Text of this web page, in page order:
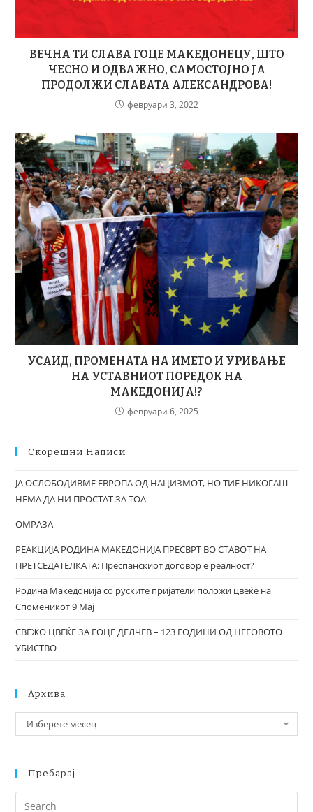
ВЕЧНА ТИ СЛАВА ГОЦЕ МАКЕДОНЕЦУ, ШТО
ЧЕСНО И ОДВАЖНО, САМОСТОЈНО ЈА
ПРОДОЛЖИ СЛАВАТА АЛЕКСАНДРОВА!
февруари 3, 2022
УСАИД, ПРОМЕНАТА НА ИМЕТО И УРИВАЊЕ
НА УСТАВНИОТ ПОРЕДОК НА
МАКЕДОНИЈА!?
февруари 6, 2025
Скорешни Написи
ЈА ОСЛОБОДИВМЕ ЕВРОПА ОД НАЦИЗМОТ, НО ТИЕ НИКОГАШ
НЕМА ДА НИ ПРОСТАТ ЗА ТОА
ОМРАЗА
РЕАКЦИЈА РОДИНА МАКЕДОНИЈА ПРЕСВРТ ВО СТАВОТ НА
ПРЕТСЕДАТЕЛКАТА: Преспанскиот договор е реалност?
Родина Македонија со руските пријатели положи цвеќе на
Споменикот 9 Мај
СВЕЖО ЦВЕЌЕ ЗА ГОЦЕ ДЕЛЧЕВ – 123 ГОДИНИ ОД НЕГОВОТО
УБИСТВО
Архива
Изберете месец
Пребарај